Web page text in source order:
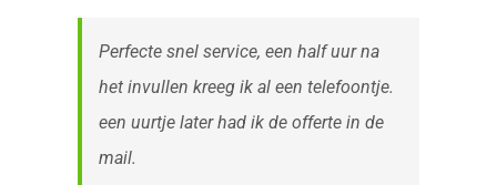
Perfecte snel service, een half uur na
het invullen kreeg ik al een telefoontje.
een uurtje later had ik de offerte in de
mail.